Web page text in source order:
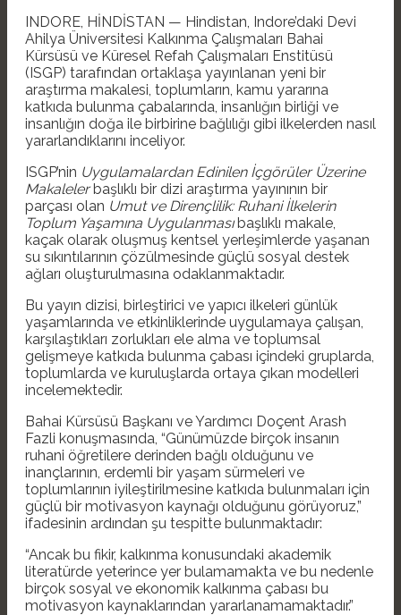
INDORE, HİNDİSTAN — Hindistan, Indore’daki Devi
Ahilya Üniversitesi Kalkınma Çalışmaları Bahai
Kürsüsü ve Küresel Refah Çalışmaları Enstitüsü
(ISGP) tarafından ortaklaşa yayınlanan yeni bir
araştırma makalesi, toplumların, kamu yararına
katkıda bulunma çabalarında, insanlığın birliği ve
insanlığın doğa ile birbirine bağlılığı gibi ilkelerden nasıl
yararlandıklarını inceliyor.
ISGP’nin Uygulamalardan Edinilen İçgörüler Üzerine
Makalelerbaşlıklı bir dizi araştırma yayınının bir
parçası olan Umut ve Dirençlilik: Ruhani İlkelerin
Toplum Yaşamına Uygulanmasıbaşlıklı makale,
kaçak olarak oluşmuş kentsel yerleşimlerde yaşanan
su sıkıntılarının çözülmesinde güçlü sosyal destek
ağları oluşturulmasına odaklanmaktadır.
Bu yayın dizisi, birleştirici ve yapıcı ilkeleri günlük
yaşamlarında ve etkinliklerinde uygulamaya çalışan,
karşılaştıkları zorlukları ele alma ve toplumsal
gelişmeye katkıda bulunma çabası içindeki gruplarda,
toplumlarda ve kuruluşlarda ortaya çıkan modelleri
incelemektedir.
Bahai Kürsüsü Başkanı ve Yardımcı Doçent Arash
Fazli konuşmasında, “Günümüzde birçok insanın
ruhani öğretilere derinden bağlı olduğunu ve
inançlarının, erdemli bir yaşam sürmeleri ve
toplumlarının iyileştirilmesine katkıda bulunmaları için
güçlü bir motivasyon kaynağı olduğunu görüyoruz,”
ifadesinin ardından şu tespitte bulunmaktadır:
“Ancak bu fikir, kalkınma konusundaki akademik
literatürde yeterince yer bulamamakta ve bu nedenle
birçok sosyal ve ekonomik kalkınma çabası bu
motivasyon kaynaklarından yararlanamamaktadır.”